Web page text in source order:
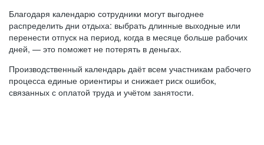
Благодаря календарю сотрудники могут выгоднее
распределить дни отдыха: выбрать длинные выходные или
перенести отпуск на период, когда в месяце больше рабочих
дней, — это поможет не потерять в деньгах.
Производственный календарь даёт всем участникам рабочего
процесса единые ориентиры и снижает риск ошибок,
связанных с оплатой труда и учётом занятости.